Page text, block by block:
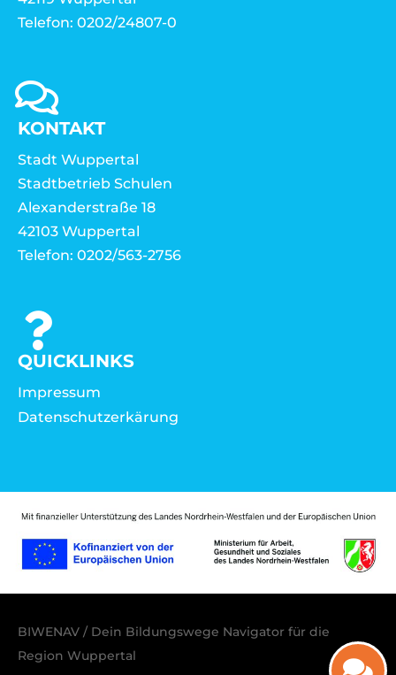
Telefon: 0202/24807-0
KONTAKT
Stadt Wuppertal
Stadtbetrieb Schulen
Alexanderstraße 18
42103 Wuppertal
Telefon: 0202/563-2756
QUICKLINKS
Impressum
Datenschutzerkärung
BIWENAV / Dein Bildungswege Navigator für die
Region Wuppertal